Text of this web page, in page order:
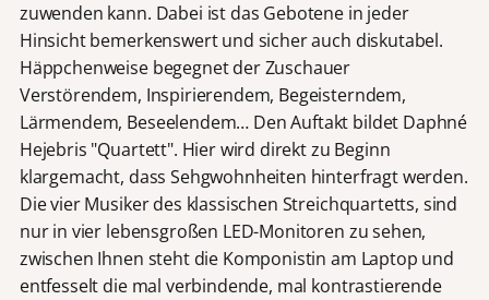
zuwenden kann. Dabei ist das Gebotene in jeder
Hinsicht bemerkenswert und sicher auch diskutabel.
Häppchenweise begegnet der Zuschauer
Verstörendem, Inspirierendem, Begeisterndem,
Lärmendem, Beseelendem… Den Auftakt bildet Daphné
Hejebris "Quartett". Hier wird direkt zu Beginn
klargemacht, dass Sehgwohnheiten hinterfragt werden.
Die vier Musiker des klassischen Streichquartetts, sind
nur in vier lebensgroßen LED-Monitoren zu sehen,
zwischen Ihnen steht die Komponistin am Laptop und
entfesselt die mal verbindende, mal kontrastierende